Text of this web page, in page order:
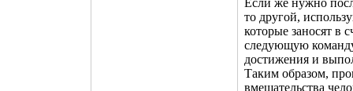
Если же нужно
то другой,
которые заносят в
следующую
достижения и
Таким образом,
вмешательства